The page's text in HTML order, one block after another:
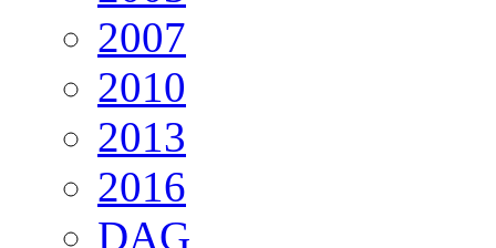
2007
2010
2013
2016
DAG